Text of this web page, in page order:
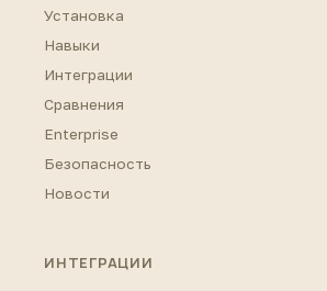
Установка
Навыки
Интеграции
Сравнения
Enterprise
Безопасность
Новости
ИНТЕГРАЦИИ